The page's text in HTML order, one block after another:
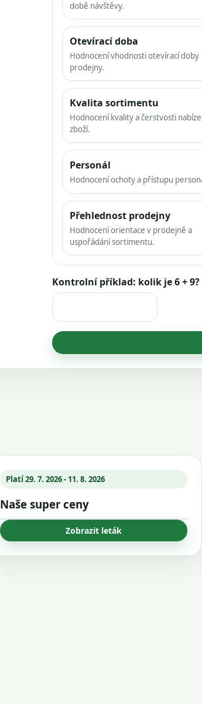
době návštěvy.
Otevírací doba
Hodnocení vhodnosti otevírací doby
prodejny.
Kvalita sortimentu
Hodnocení kvality a čerstvosti
zboží.
Personál
Hodnocení ochoty a přístupu
Přehlednost prodejny
Hodnocení orientace v prodejně a
uspořádání sortimentu.
Kontrolní příklad: kolik je 6 + 9?
Platí 29. 7. 2026 - 11. 8. 2026
Naše super ceny
Zobrazit leták